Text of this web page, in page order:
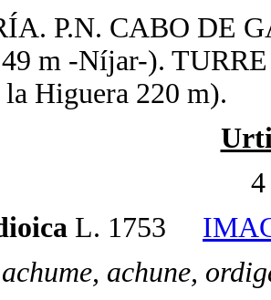
P.N. CABO DE
m -Níjar-).
la Higuera 220 m).
4
L. 1753
achune,